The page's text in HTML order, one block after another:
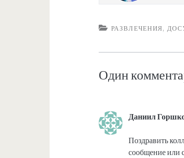
РАЗВЛЕЧЕНИЯ,
Один
Даниил
Поздравить
сообщение или